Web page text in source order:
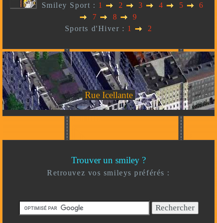
Smiley Sport : 1 2 3 4 5
6
7
8
9
Sports d'Hiver : 1 2
Rue Icellante
Trouver un smiley ?
Retrouvez vos smileys préférés :